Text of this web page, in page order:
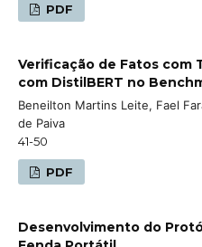
PDF
Verificação de Fatos com
com DistilBERT no
Beneilton Martins Leite, Fael
de Paiva
41-50
PDF
Desenvolvimento do